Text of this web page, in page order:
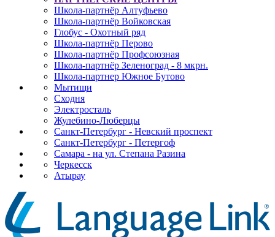
Школа-партнёр Алтуфьево
Школа-партнёр Войковская
Глобус - Охотный ряд
Школа-партнёр Перово
Школа-партнёр Профсоюзная
Школа-партнёр Зеленоград - 8 мкрн.
Школа-партнер Южное Бутово
Мытищи
Сходня
Электросталь
Жулебино-Люберцы
Санкт-Петербург - Невский проспект
Санкт-Петербург - Петергоф
Самара - на ул. Степана Разина
Черкесск
Атырау